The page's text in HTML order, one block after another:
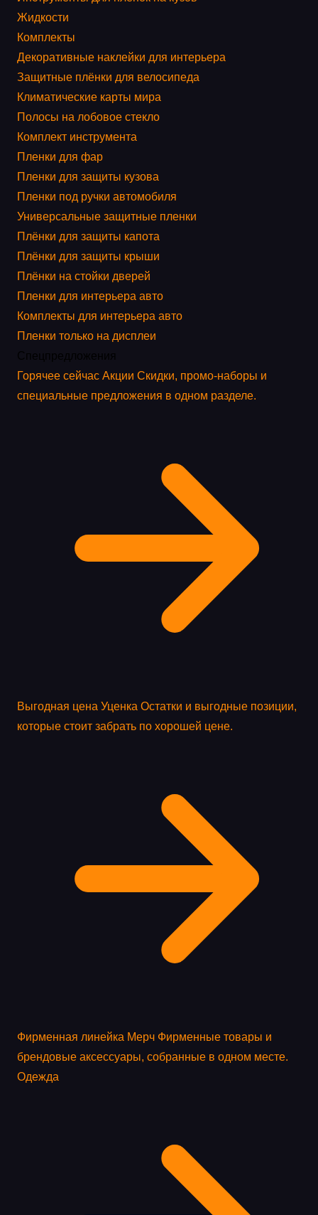
Жидкости
Комплекты
Декоративные наклейки для интерьера
Защитные плёнки для велосипеда
Климатические карты мира
Полосы на лобовое стекло
Комплект инструмента
Пленки для фар
Пленки для защиты кузова
Пленки под ручки автомобиля
Универсальные защитные пленки
Плёнки для защиты капота
Плёнки для защиты крыши
Плёнки на стойки дверей
Пленки для интерьера авто
Комплекты для интерьера авто
Пленки только на дисплеи
Горячее сейчас Акции Скидки, промо-наборы и
специальные предложения в одном разделе.
Выгодная цена Уценка Остатки и выгодные позиции,
которые стоит забрать по хорошей цене.
Фирменная линейка Мерч Фирменные товары и
брендовые аксессуары, собранные в одном месте.
Одежда